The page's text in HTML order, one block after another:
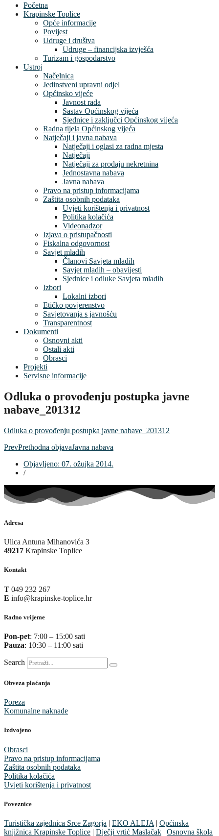
Početna
Krapinske Toplice
Opće informacije
Povijest
Udruge i društva
Udruge – financijska izvješća
Turizam i gospodarstvo
Ustroj
Načelnica
Jedinstveni upravni odjel
Općinsko vijeće
Javnost rada
Sastav Općinskog vijeća
Sjednice i zaključci Općinskog vijeća
Radna tijela Općinskog vijeća
Natječaji i javna nabava
Natječaji i oglasi za radna mjesta
Natječaji
Natječaji za prodaju nekretnina
Jednostavna nabava
Javna nabava
Pravo na pristup informacijama
Zaštita osobnih podataka
Uvjeti korištenja i privatnost
Politika kolačića
Videonadzor
Izjava o pristupačnosti
Fiskalna odgovornost
Savjet mladih
Članovi Savjeta mladih
Savjet mladih – obavijesti
Sjednice i odluke Savjeta mladih
Izbori
Lokalni izbori
Etičko povjerenstvo
Savjetovanja s javnošću
Transparentnost
Dokumenti
Osnovni akti
Ostali akti
Obrasci
Projekti
Servisne informacije
Odluka o provođenju postupka javne
nabave_201312
Odluka o provođenju postupka javne nabave_201312
PrevPrethodna objavaJavna nabava
Objavljeno: 07. ožujka 2014.
/
Adresa
Ulica Antuna Mihanovića 3
49217 Krapinske Toplice
Kontakt
T 049 232 267
E info@krapinske-toplice.hr
Radno vrijeme
Pon-pet: 7:00 – 15:00 sati
Pauza: 10:30 – 11:00 sati
Search
Obveza plaćanja
Poreza
Komunalne naknade
Izdvojeno
Obrasci
Pravo na pristup informacijama
Zaštita osobnih podataka
Politika kolačića
Uvjeti korištenja i privatnost
Poveznice
Turistička zajednica Srce Zagorja | EKO ALEJA | Općinska
knjižnica Krapinske Toplice | Dječji vrtić Maslačak | Osnovna škola